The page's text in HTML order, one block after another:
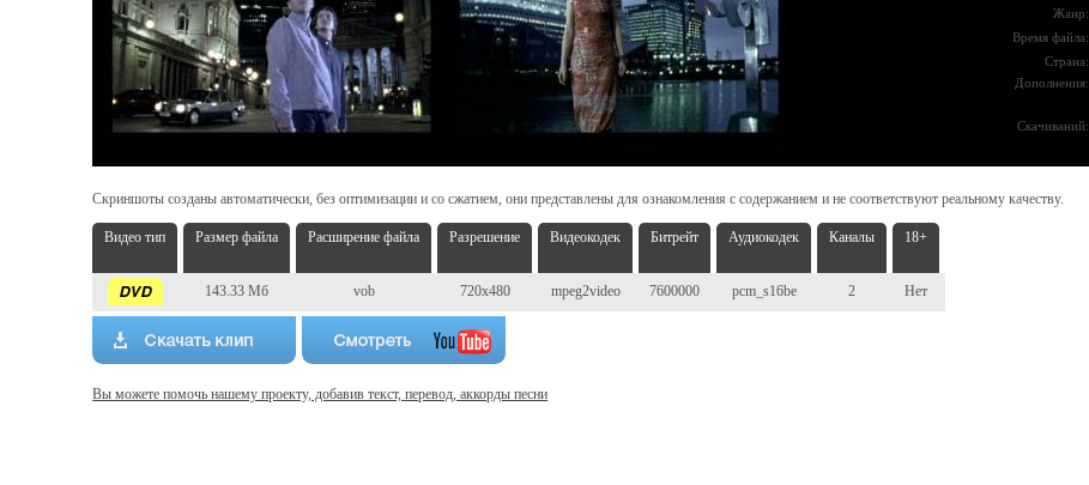
Жанр:
Время файла:
Страна:
Дополнения:
Скачиваний:
Скриншоты созданы автоматически, без оптимизации и со сжатием, они представлены для ознакомления с содержанием и не соответствуют реальному качеству.
Видео тип Размер файла Расширение файла Разрешение Видеокодек Битрейт Аудиокодек Каналы 18+
143.33 Мб vob 720x480 mpeg2video 7600000 pcm_s16be 2 Нет
Вы можете помочь нашему проекту, добавив текст, перевод, аккорды песни